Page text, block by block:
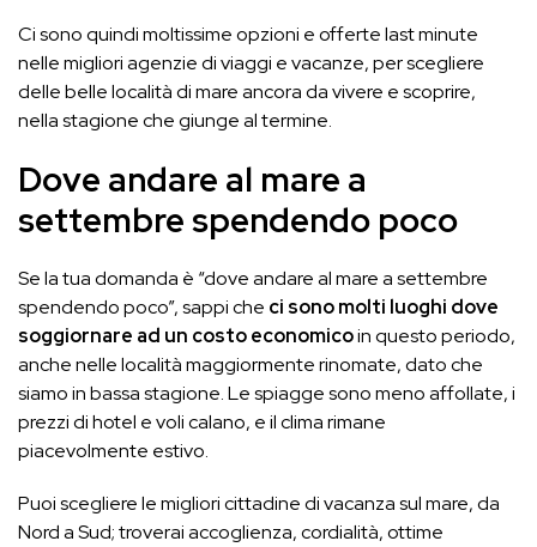
Ci sono quindi moltissime opzioni e offerte last minute
nelle migliori agenzie di viaggi e vacanze, per scegliere
delle belle località di mare ancora da vivere e scoprire,
nella stagione che giunge al termine.
Dove andare al mare a
settembre spendendo poco
Se la tua domanda è “dove andare al mare a settembre
spendendo poco”, sappi che ci sono molti luoghi dove
soggiornare ad un costo economicoin questo periodo,
anche nelle località maggiormente rinomate, dato che
siamo in bassa stagione. Le spiagge sono meno affollate, i
prezzi di hotel e voli calano, e il clima rimane
piacevolmente estivo.
Puoi scegliere le migliori cittadine di vacanza sul mare, da
Nord a Sud; troverai accoglienza, cordialità, ottime